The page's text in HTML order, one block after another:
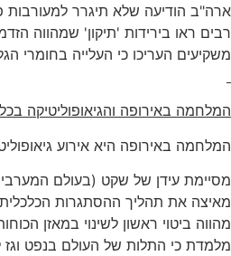
ארה"ב הודיעה שלא תיגרר
רבים ראו בירידות 'תיקון' שמהווה
משקיעים העריכו כי העלייה בחומרי
המלחמה באירופה והגיאופוליטיקה
המלחמה באירופה היא אירוע
מסיימת עידן של שקט (בעולם
מאיצה את תהליך ההסתגרות הכלכלית של מדינות אשר החל לפני כ- 5
מהווה ביטוי ראשון לשינוי במאזן
מלמדת כי התלות של העולם בנפט